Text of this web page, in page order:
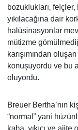
bozuklukları, felçler,
yıkılacağına dair
halüsinasyonlar
mütizme
karışımından
konuşuyordu ve bu
oluyordu.
Breuer Bertha’nın
“normal” yani
kaba, yıkıcı ve ajite